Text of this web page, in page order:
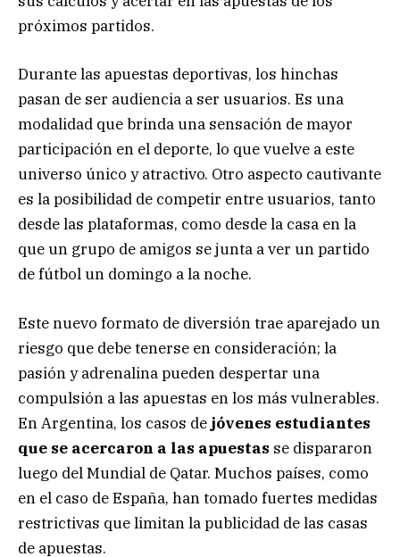
próximos partidos.
Durante las apuestas deportivas, los hinchas
pasan de ser audiencia a ser usuarios. Es una
modalidad que brinda una sensación de mayor
participación en el deporte, lo que vuelve a este
universo único y atractivo. Otro aspecto cautivante
es la posibilidad de competir entre usuarios, tanto
desde las plataformas, como desde la casa en la
que un grupo de amigos se junta a ver un partido
de fútbol un domingo a la noche.
Este nuevo formato de diversión trae aparejado un
riesgo que debe tenerse en consideración; la
pasión y adrenalina pueden despertar una
compulsión a las apuestas en los más vulnerables.
En Argentina, los casos de jóvenes estudiantes
que se acercaron a las apuestas se dispararon
luego del Mundial de Qatar. Muchos países, como
en el caso de España, han tomado fuertes medidas
restrictivas que limitan la publicidad de las casas
de apuestas.